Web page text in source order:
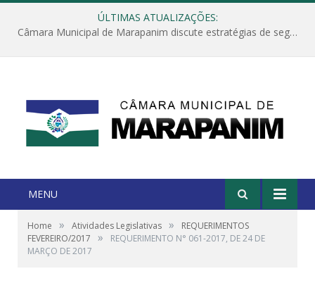
ÚLTIMAS ATUALIZAÇÕES:
Câmara Municipal de Marapanim discute estratégias de segurança com autoridades e poder executivo
MENU
Home » Atividades Legislativas »
REQUERIMENTOS
FEVEREIRO/2017
»
REQUERIMENTO N° 061-2017, DE 24 DE
MARÇO DE 2017